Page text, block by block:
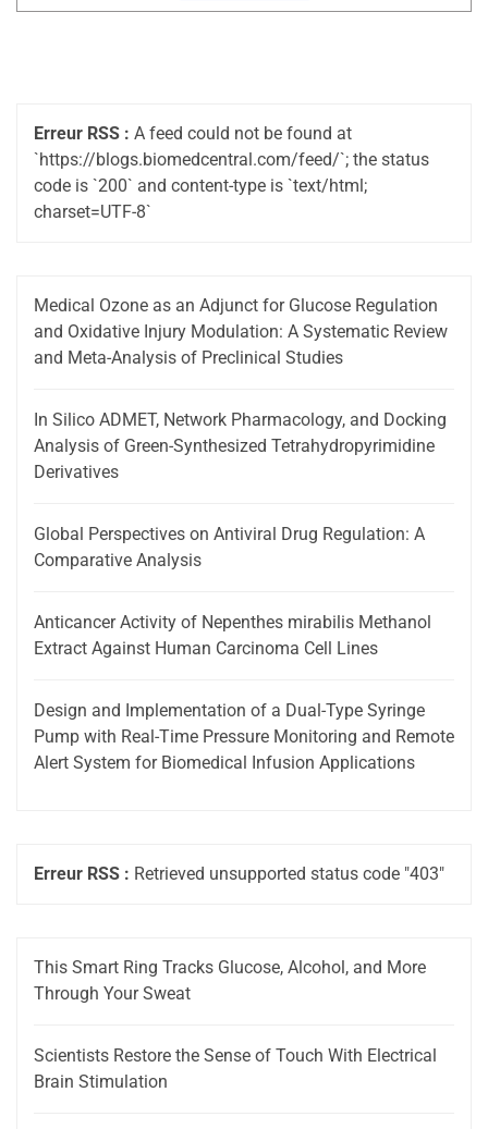
Erreur RSS : A feed could not be found at
`https://blogs.biomedcentral.com/feed/`; the status
code is `200` and content-type is `text/html;
charset=UTF-8`
Medical Ozone as an Adjunct for Glucose Regulation
and Oxidative Injury Modulation: A Systematic Review
and Meta-Analysis of Preclinical Studies
In Silico ADMET, Network Pharmacology, and Docking
Analysis of Green-Synthesized Tetrahydropyrimidine
Derivatives
Global Perspectives on Antiviral Drug Regulation: A
Comparative Analysis
Anticancer Activity of Nepenthes mirabilis Methanol
Extract Against Human Carcinoma Cell Lines
Design and Implementation of a Dual-Type Syringe
Pump with Real-Time Pressure Monitoring and Remote
Alert System for Biomedical Infusion Applications
Erreur RSS : Retrieved unsupported status code "403"
This Smart Ring Tracks Glucose, Alcohol, and More
Through Your Sweat
Scientists Restore the Sense of Touch With Electrical
Brain Stimulation